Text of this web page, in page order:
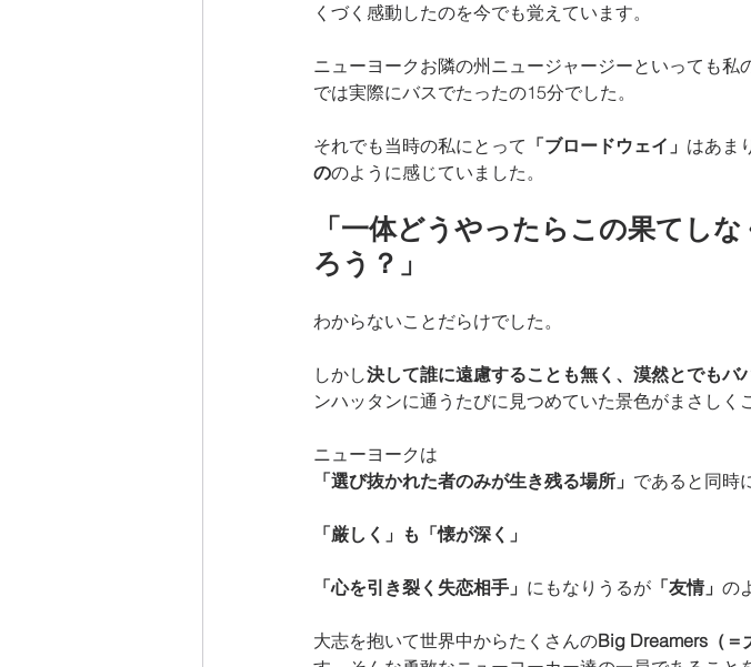
くづく感動したのを今でも覚えています。
ニューヨークお隣の州ニュージャージーといっても
では実際にバスでたったの15分でした。
それでも当時の私にとって 「ブロードウェイ」 はあま
ののように感じていました。
「一体どうやったらこの果てし
ろう？」
わからないことだらけでした。
しかし決して誰に遠慮することも無く、漠然とでも
ンハッタンに通うたびに見つめていた景色がまさしく
ニューヨークは
「選び抜かれた者のみが生き残る場所」 であると同時
「厳しく」も「懐が深く」
「心を引き裂く失恋相手」 にもなりうるが 「友情」 の
大志を抱いて世界中からたくさんのBig Dreamers（＝